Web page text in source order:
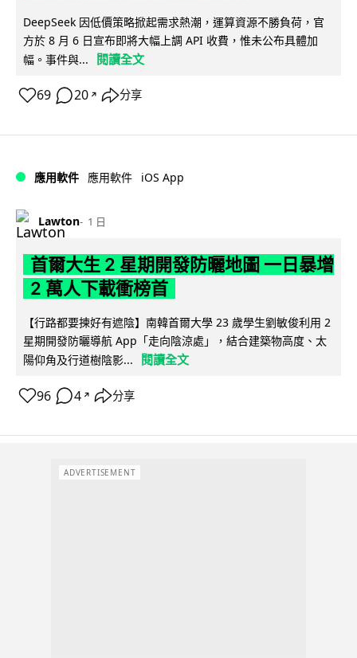
DeepSeek 因低價策略掀起需求熱潮，運算資源不勝負荷，官
方於 8 月 6 日宣布即將大幅上調 API 收費，惟未公布具體加
幅。事件與...
閱讀全文
69 20 ↗ 分享
應用軟件 應用軟件 iOS App
Lawton 1 日
首爾大生 2 星期開發防曬地圖 一日暴增
2 萬人下載衝榜首
【行路都要揀好有遮陰】南韓首爾大學 23 歲學生劉敏俊利用 2
星期開發防曬導航 App「走向陰涼處」，結合建築物高度、太
陽仰角及行道樹陰影...
閱讀全文
96 4 ↗ 分享
ADVERTISEMENT